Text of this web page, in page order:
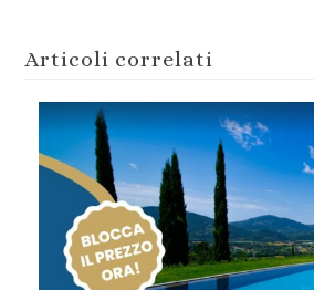
Articoli correlati